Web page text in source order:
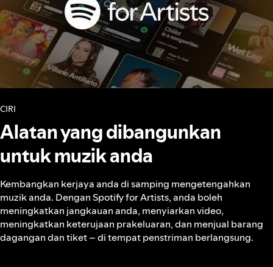
CIRI
Alatan yang dibangunkan
untuk muzik anda
Kembangkan kerjaya anda di samping mengetengahkan
muzik anda. Dengan Spotify for Artists, anda boleh
meningkatkan jangkauan anda, menyiarkan video,
meningkatkan keterujaan prakeluaran, dan menjual barang
dagangan dan tiket – di tempat penstriman berlangsung.